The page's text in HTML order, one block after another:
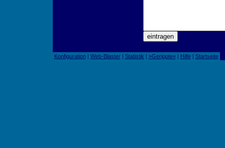
Konfiguration| Web-Blaster| Statistik | »Gerippte«| Hilfe| Startseite